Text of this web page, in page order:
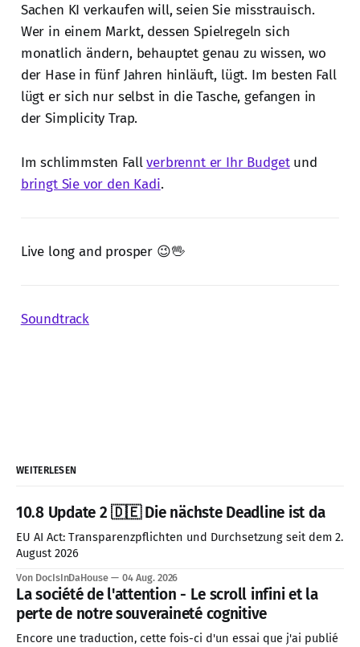
Sachen KI verkaufen will, seien Sie misstrauisch.
Wer in einem Markt, dessen Spielregeln sich
monatlich ändern, behauptet genau zu wissen, wo
der Hase in fünf Jahren hinläuft, lügt. Im besten Fall
lügt er sich nur selbst in die Tasche, gefangen in
der Simplicity Trap.
Im schlimmsten Fallverbrennt er Ihr Budgetund
bringt Sie vor den Kadi.
Live long and prosper 😉🖖
Soundtrack
WEITERLESEN
10.8 Update 2 🇩🇪 Die nächste Deadline ist da
EU AI Act: Transparenzpflichten und Durchsetzung seit dem 2.
August 2026
Von DocIsInDaHouse 04 Aug. 2026
La société de l'attention - Le scroll infini et la
perte de notre souveraineté cognitive
Encore une traduction, cette fois-ci d'un essai que j'ai publié